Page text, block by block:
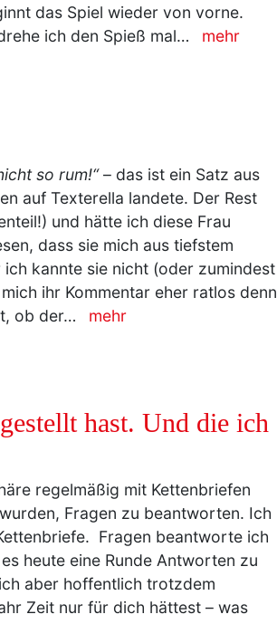
das Spiel wieder von vorne.
ich den Spieß mal…
mehr
so rum!“– das ist ein Satz aus
auf Texterella landete. Der Rest
und hätte ich diese Frau
dass sie mich aus tiefstem
kannte sie nicht (oder zumindest
ihr Kommentar eher ratlos denn
ob der…
mehr
hast. Und die ich
regelmäßig mit Kettenbriefen
Fragen zu beantworten. Ich
Fragen beantworte ich
heute eine Runde Antworten zu
aber hoffentlich trotzdem
Zeit nur für dich hättest – was